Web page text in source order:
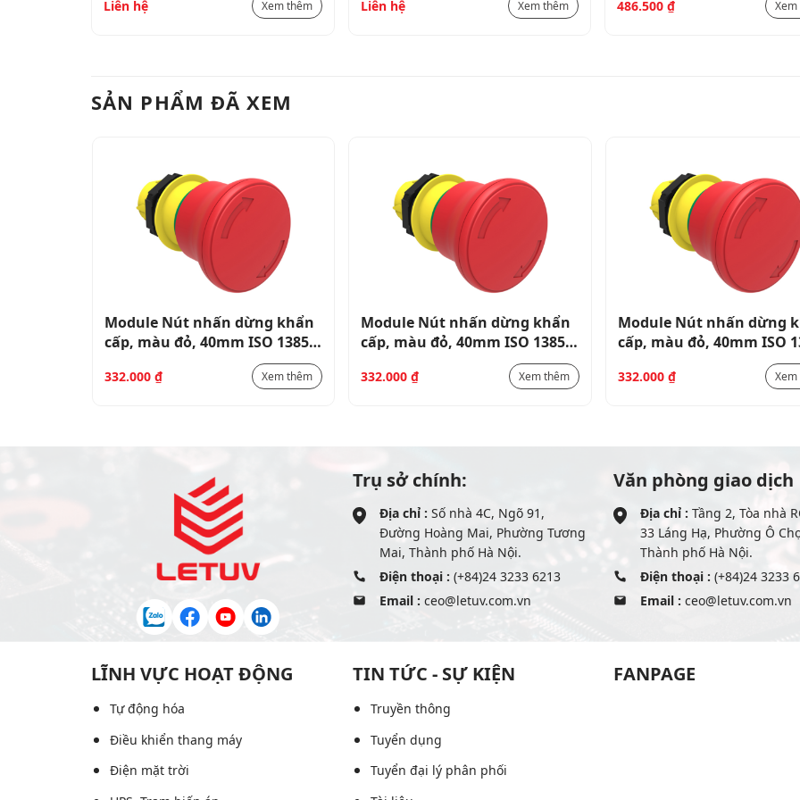
Liên hệ Xem thêm Liên hệ Xem thêm
màu đen, 48X48mm
486.500 ₫
SẢN PHẨM ĐÃ XEM
Module Nút nhấn dừng khẩn
cấp, màu đỏ, 40mm ISO 13850
332.000 ₫ Xem thêm
Module Nút nhấn dừng khẩn
cấp, màu đỏ, 40mm ISO 13850
332.000 ₫ Xem thêm
Module Nút nhấn dừng
cấp, màu đỏ, 40mm ISO
332.000 ₫
Trụ sở chính:
Địa chỉ : Số nhà 4C, Ngõ 91,
Đường Hoàng Mai, Phường Tương
Mai, Thành phố Hà Nội.
Điện thoại : (+84)24 3233 6213
Email : ceo@letuv.com.vn
Văn phòng giao dịch
Địa chỉ : Tầng 2, Tòa nhà
33 Láng Hạ, Phường Ô
Thành phố Hà Nội.
Điện thoại : (+84)24 3233
Email : ceo@letuv.com.vn
LĨNH VỰC HOẠT ĐỘNG
Tự động hóa
Điều khiển thang máy
Điện mặt trời
TIN TỨC - SỰ KIỆN
Truyền thông
Tuyển dụng
Tuyển đại lý phân phối
FANPAGE